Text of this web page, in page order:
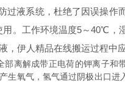
液系统，杜绝了因误操作
。工作环境温度5～40℃，
伊人精品在线搬运过程中
解成带正电荷的钾离子和
氧气，氢气通过阴极出口进